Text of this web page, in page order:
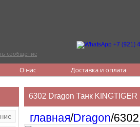
сообщение
О нас Доставка и оплата
6302 Dragon Танк
главная/Dragon/6302